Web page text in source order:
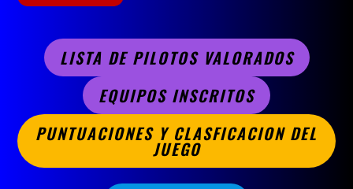
LISTA DE PILOTOS VALORADOS
EQUIPOS INSCRITOS
PUNTUACIONES Y CLASFICACION DEL
JUEGO